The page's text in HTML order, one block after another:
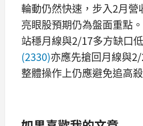
輪動仍然快速，步入2月營
亮眼股預期仍為盤面重點
站穩月線與2/17多方缺口低
(2330)亦應先搶回月線與2/
整體操作上仍應避免追高殺